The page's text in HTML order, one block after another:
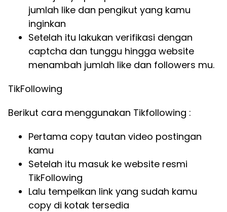
jumlah like dan pengikut yang kamu
inginkan
Setelah itu lakukan verifikasi dengan
captcha dan tunggu hingga website
menambah jumlah like dan followers mu.
TikFollowing
Berikut cara menggunakan Tikfollowing :
Pertama copy tautan video postingan
kamu
Setelah itu masuk ke website resmi
TikFollowing
Lalu tempelkan link yang sudah kamu
copy di kotak tersedia